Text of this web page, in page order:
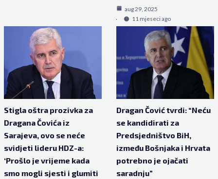
aug 29, 2025
11 mjeseci ago
Stigla oštra prozivka za
Dragana Čovića iz
Sarajeva, ovo se neće
svidjeti lideru HDZ-a:
‘Prošlo je vrijeme kada
smo mogli sjesti i glumiti
Dragan Čović tvrdi: “Neću
se kandidirati za
Predsjedništvo BiH,
između Bošnjaka i Hrvata
potrebno je ojačati
saradnju”